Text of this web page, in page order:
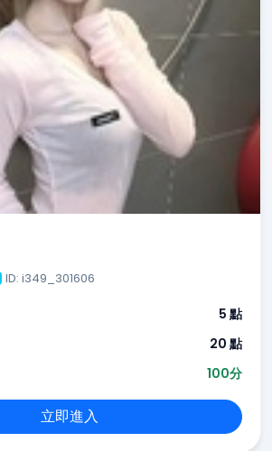
ID: i349_301606
5 點
20 點
100分
立即進入